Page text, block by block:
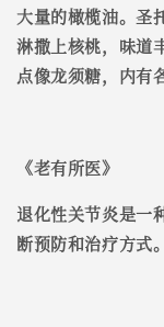
大量的橄榄油。圣
淋撒上核桃，味道
点像龙须糖，内有
《老有所医》
退化性关节炎是一
断预防和治疗方式。